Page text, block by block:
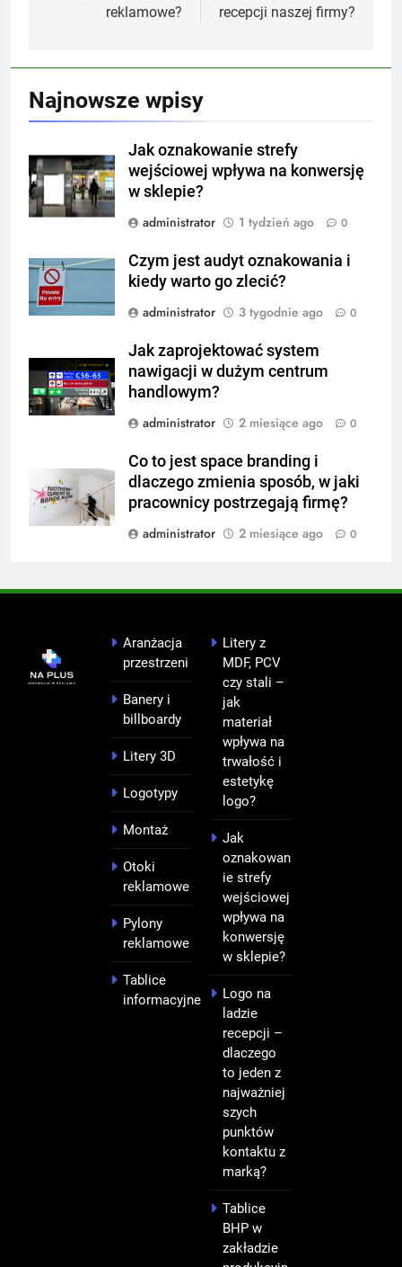
reklamowe?
recepcji naszej firmy?
Najnowsze wpisy
Jak oznakowanie strefy
wejściowej wpływa na konwersję
w sklepie?
administrator
1 tydzień ago 0
Czym jest audyt oznakowania i
kiedy warto go zlecić?
administrator
3 tygodnie ago 0
Jak zaprojektować system
nawigacji w dużym centrum
handlowym?
administrator
2 miesiące ago 0
Co to jest space branding i
dlaczego zmienia sposób, w jaki
pracownicy postrzegają firmę?
administrator
2 miesiące ago 0
Aranżacja
przestrzeni
Banery i
billboardy
Litery 3D
Logotypy
Montaż
Otoki
reklamowe
Pylony
reklamowe
Tablice
informacyjne
Litery z
MDF, PCV
czy stali –
jak
materiał
wpływa na
trwałość i
estetykę
logo?
Jak
oznakowan
ie strefy
wejściowej
wpływa na
konwersję
w sklepie?
Logo na
ladzie
recepcji –
dlaczego
to jeden z
najważniej
szych
punktów
kontaktu z
marką?
Tablice
BHP w
zakładzie